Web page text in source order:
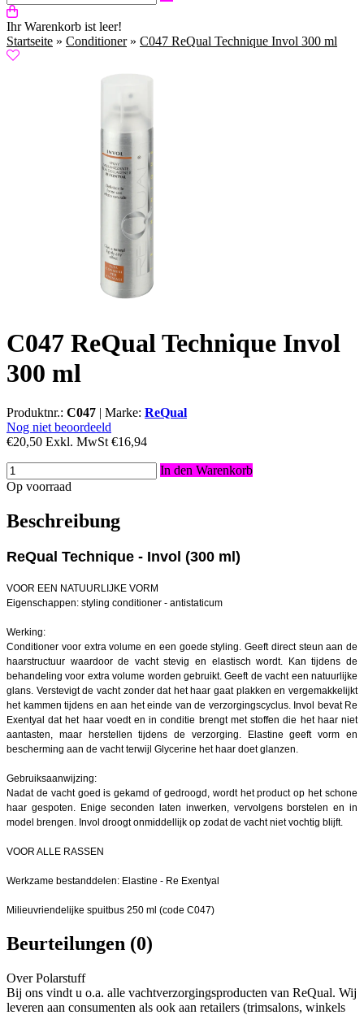
Ihr Warenkorb ist leer!
Startseite » Conditioner» C047 ReQual Technique Invol 300 ml
C047 ReQual Technique Invol
300 ml
Produktnr.: C047 | Marke: ReQual
Nog niet beoordeeld
€20,50 Exkl. MwSt €16,94
In den Warenkorb
Op voorraad
Beschreibung
ReQual Technique - Invol (300 ml)
VOOR EEN NATUURLIJKE VORM
Eigenschappen: styling conditioner - antistaticum
Werking:
Conditioner voor extra volume en een goede styling. Geeft direct steun aan de
haarstructuur waardoor de vacht stevig en elastisch wordt. Kan tijdens de
behandeling voor extra volume worden gebruikt. Geeft de vacht een natuurlijke
glans. Verstevigt de vacht zonder dat het haar gaat plakken en vergemakkelijkt
het kammen tijdens en aan het einde van de verzorgingscyclus. Invol bevat Re
Exentyal dat het haar voedt en in conditie brengt met stoffen die het haar niet
aantasten, maar herstellen tijdens de verzorging. Elastine geeft vorm en
bescherming aan de vacht terwijl Glycerine het haar doet glanzen.
Gebruiksaanwijzing:
Nadat de vacht goed is gekamd of gedroogd, wordt het product op het schone
haar gespoten. Enige seconden laten inwerken, vervolgens borstelen en in
model brengen. Invol droogt onmiddellijk op zodat de vacht niet vochtig blijft.
VOOR ALLE RASSEN
Werkzame bestanddelen: Elastine - Re Exentyal
Milieuvriendelijke spuitbus 250 ml (code C047)
Beurteilungen (0)
Over Polarstuff
Bij ons vindt u o.a. alle vachtverzorgingsproducten van ReQual. Wij
leveren aan consumenten als ook aan retailers (trimsalons, winkels